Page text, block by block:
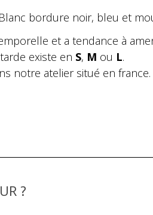
bordure noir, bleu et
et a tendance à
existe en S, M ou L.
notre atelier situé en france.
?